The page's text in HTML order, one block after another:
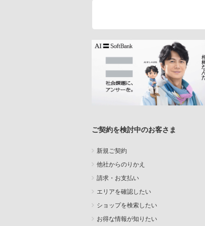
ご契約を検討中のお客さま
新規ご契約
他社からのりかえ
請求・お支払い
エリアを確認したい
ショップを検索したい
お得な情報が知りたい